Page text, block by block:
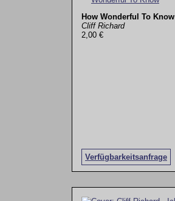
How Wonderful To Know
Cliff Richard
2,00 €
Verfügbarkeitsanfrage